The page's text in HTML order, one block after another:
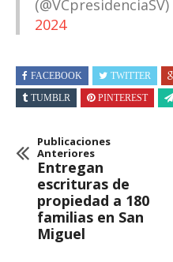
(@VCpresidenciaSV)
2024
FACEBOOK TWITTER
TUMBLR
PINTEREST
Publicaciones
Anteriores
Entregan
escrituras de
propiedad a 180
familias en San
Miguel